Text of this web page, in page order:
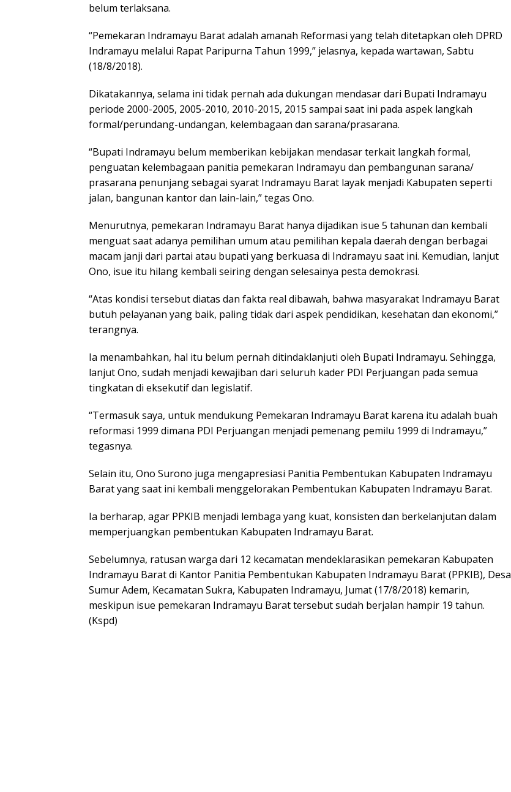
belum terlaksana.
“Pemekaran Indramayu Barat adalah amanah Reformasi yang telah ditetapkan oleh DPRD
Indramayu melalui Rapat Paripurna Tahun 1999,” jelasnya, kepada wartawan, Sabtu
(18/8/2018).
Dikatakannya, selama ini tidak pernah ada dukungan mendasar dari Bupati Indramayu
periode 2000-2005, 2005-2010, 2010-2015, 2015 sampai saat ini pada aspek langkah
formal/perundang-undangan, kelembagaan dan sarana/prasarana.
“Bupati Indramayu belum memberikan kebijakan mendasar terkait langkah formal,
penguatan kelembagaan panitia pemekaran Indramayu dan pembangunan sarana/
prasarana penunjang sebagai syarat Indramayu Barat layak menjadi Kabupaten seperti
jalan, bangunan kantor dan lain-lain,” tegas Ono.
Menurutnya, pemekaran Indramayu Barat hanya dijadikan isue 5 tahunan dan kembali
menguat saat adanya pemilihan umum atau pemilihan kepala daerah dengan berbagai
macam janji dari partai atau bupati yang berkuasa di Indramayu saat ini. Kemudian, lanjut
Ono, isue itu hilang kembali seiring dengan selesainya pesta demokrasi.
“Atas kondisi tersebut diatas dan fakta real dibawah, bahwa masyarakat Indramayu Barat
butuh pelayanan yang baik, paling tidak dari aspek pendidikan, kesehatan dan ekonomi,”
terangnya.
Ia menambahkan, hal itu belum pernah ditindaklanjuti oleh Bupati Indramayu. Sehingga,
lanjut Ono, sudah menjadi kewajiban dari seluruh kader PDI Perjuangan pada semua
tingkatan di eksekutif dan legislatif.
“Termasuk saya, untuk mendukung Pemekaran Indramayu Barat karena itu adalah buah
reformasi 1999 dimana PDI Perjuangan menjadi pemenang pemilu 1999 di Indramayu,”
tegasnya.
Selain itu, Ono Surono juga mengapresiasi Panitia Pembentukan Kabupaten Indramayu
Barat yang saat ini kembali menggelorakan Pembentukan Kabupaten Indramayu Barat.
Ia berharap, agar PPKIB menjadi lembaga yang kuat, konsisten dan berkelanjutan dalam
memperjuangkan pembentukan Kabupaten Indramayu Barat.
Sebelumnya, ratusan warga dari 12 kecamatan mendeklarasikan pemekaran Kabupaten
Indramayu Barat di Kantor Panitia Pembentukan Kabupaten Indramayu Barat (PPKIB), Desa
Sumur Adem, Kecamatan Sukra, Kabupaten Indramayu, Jumat (17/8/2018) kemarin,
meskipun isue pemekaran Indramayu Barat tersebut sudah berjalan hampir 19 tahun.
(Kspd)